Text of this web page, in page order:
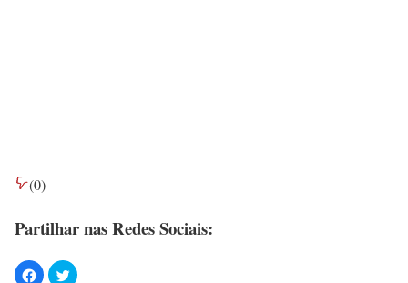
(0)
Partilhar nas Redes Sociais: